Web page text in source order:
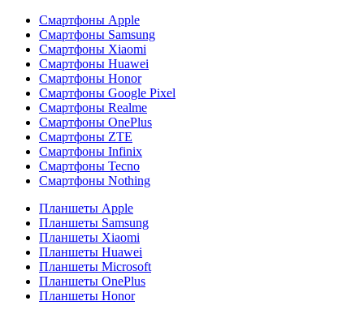
Смартфоны Apple
Смартфоны Samsung
Смартфоны Xiaomi
Смартфоны Huawei
Смартфоны Honor
Смартфоны Google Pixel
Смартфоны Realme
Смартфоны OnePlus
Смартфоны ZTE
Смартфоны Infinix
Смартфоны Tecno
Смартфоны Nothing
Планшеты Apple
Планшеты Samsung
Планшеты Xiaomi
Планшеты Huawei
Планшеты Microsoft
Планшеты OnePlus
Планшеты Honor